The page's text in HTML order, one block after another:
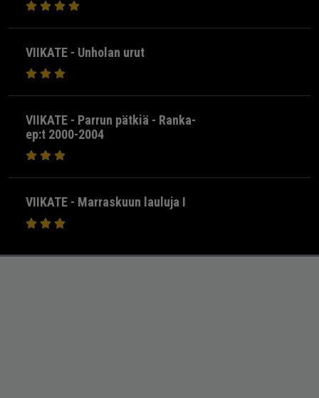
VIIKATE - Unholan urut
VIIKATE - Parrun pätkiä - Ranka-
ep:t 2000-2004
VIIKATE - Marraskuun lauluja I